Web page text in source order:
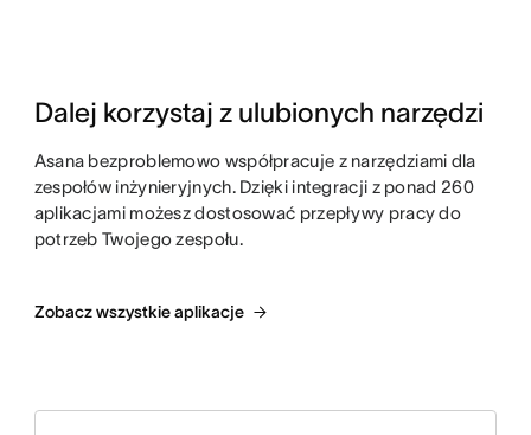
Dalej korzystaj z ulubionych narzędzi
Asana bezproblemowo współpracuje z narzędziami dla
zespołów inżynieryjnych. Dzięki integracji z ponad 260
aplikacjami możesz dostosować przepływy pracy do
potrzeb Twojego zespołu.
Zobacz wszystkie aplikacje